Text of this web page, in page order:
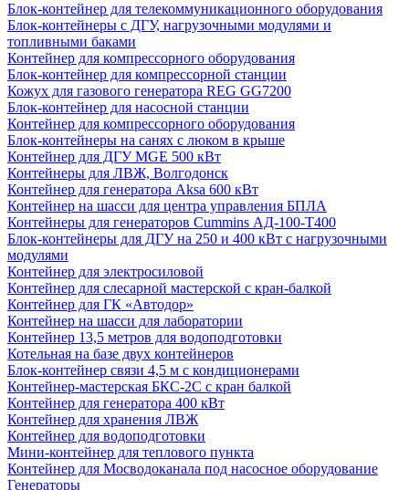
Блок-контейнер для телекоммуникационного оборудования
Блок-контейнеры с ДГУ, нагрузочными модулями и
топливными баками
Контейнер для компрессорного оборудования
Блок-контейнер для компрессорной станции
Кожух для газового генератора REG GG7200
Блок-контейнер для насосной станции
Контейнер для компрессорного оборудования
Блок-контейнеры на санях с люком в крыше
Контейнер для ДГУ MGE 500 кВт
Контейнеры для ЛВЖ, Волгодонск
Контейнер для генератора Aksa 600 кВт
Контейнер на шасси для центра управления БПЛА
Контейнеры для генераторов Cummins АД-100-Т400
Блок-контейнеры для ДГУ на 250 и 400 кВт с нагрузочными
модулями
Контейнер для электросиловой
Контейнер для слесарной мастерской с кран-балкой
Контейнер для ГК «Автодор»
Контейнер на шасси для лаборатории
Контейнер 13,5 метров для водоподготовки
Котельная на базе двух контейнеров
Блок-контейнер связи 4,5 м с кондиционерами
Контейнер-мастерская БКС-2С с кран балкой
Контейнер для генератора 400 кВт
Контейнер для хранения ЛВЖ
Контейнер для водоподготовки
Мини-контейнер для теплового пункта
Контейнер для Мосводоканала под насосное оборудование
Генераторы